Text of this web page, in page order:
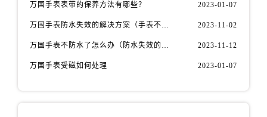
万国手表表带的保养方法有哪些？ 2023-01-07
万国手表防水失效的解决方案（手表不防水了怎么办） 2023-11-02
万国手表不防水了怎么办（防水失效的原因） 2023-11-12
万国手表受磁如何处理 2023-01-07